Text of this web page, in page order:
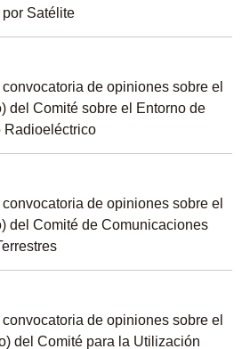
Satélite
de opiniones sobre el
del Comité sobre el Entorno de
Radioeléctrico
de opiniones sobre el
del Comité de Comunicaciones
de opiniones sobre el
del Comité para la Utilización